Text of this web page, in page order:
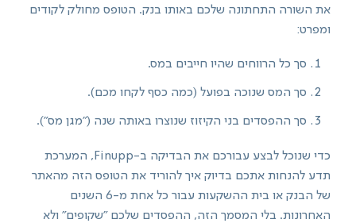
את השורה התחתונה שלכם באותו בנק. הטופס מחולק לקודים
ומפרט:
סך כל הרווחים שהיו חייבים במס.
סך המס שנוכה בפועל (כמה כסף לקחו מכם).
סך ההפסדים בני הקיזוז שנוצרו באותה שנה ("מגן מס").
כדי שנוכל לבצע עבורכם את הבדיקה ב-Finupp, המערכת
תדע להנחות אתכם בדיוק איך להוריד את הטופס הזה מהאתר
של הבנק או בית ההשקעות עבור כל אחת מ-6 השנים
האחרונות. בלי המסמך הזה, ההפסדים שלכם "שקופים" ולא